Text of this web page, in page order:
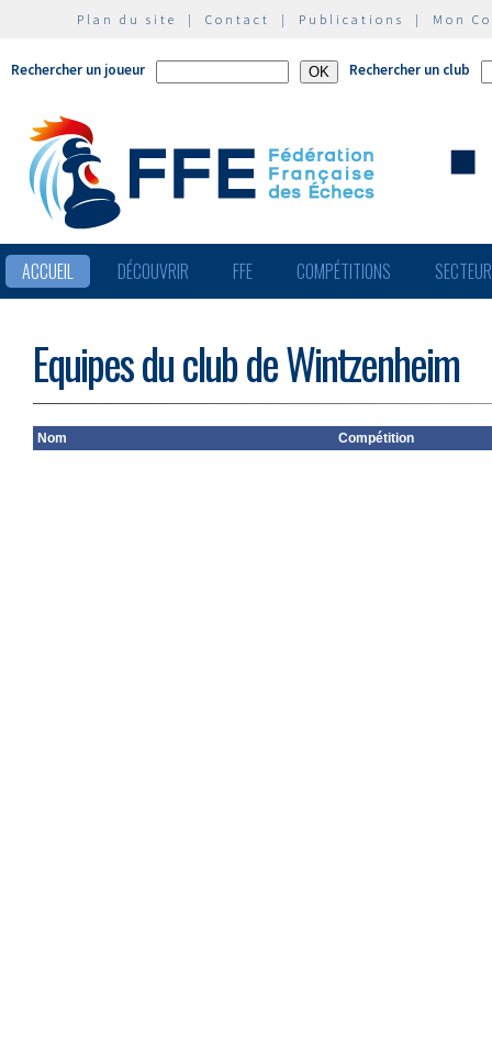
Plan du site | Contact | Publications | Mon
Rechercher un joueur Rechercher un club
ACCUEIL DÉCOUVRIR FFE COMPÉTITIONS
Equipes du club de Wintzenheim
Nom Compétition